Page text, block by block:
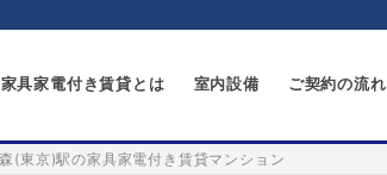
家具家電付き賃貸とは 室内設備 ご契約の流れ
(東京)駅の家具家電付き賃貸マンション